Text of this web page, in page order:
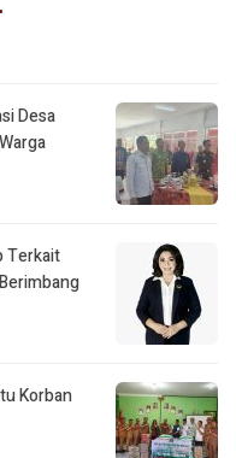
Desa
Terkait
Korban